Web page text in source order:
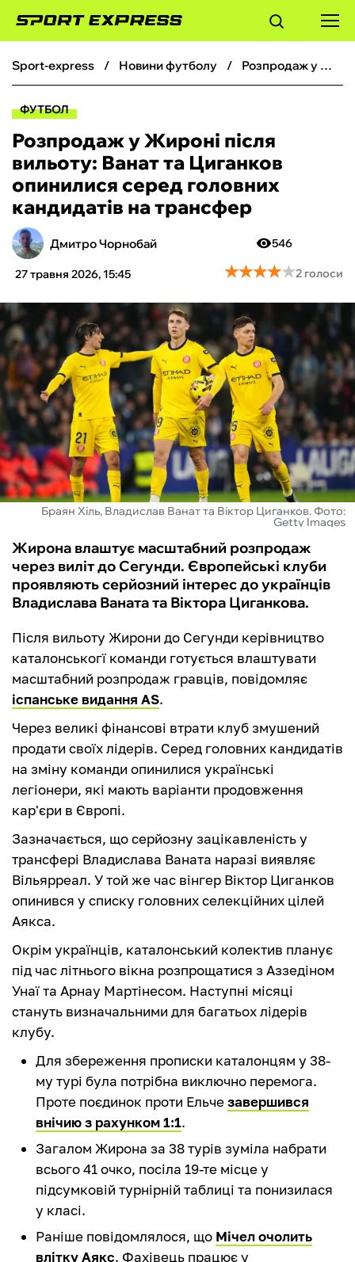
ФУТБОЛ
БОКС
ХОКЕЙ
ТЕНІС
КІБЕРСПОРТ
ЧС-2026
ФУТЗАЛ
ІНШІ
БУКМЕКЕРИ
sport-express новини футболу Розпродаж у Жироні після вильоту: Ванат та Циганков опинилися серед головних кандидатів на трансфер
ФУТБОЛ
Розпродаж у Жироні після
вильоту: Ванат та Циганков
опинилися серед головних
кандидатів на трансфер
Дмитро Чорнобай
27 травня 2026, 15:45
546
★★★★★
★★★★★2 голоси
Браян Хіль, Владислав Ванат та Віктор Циганков. Фото:
Getty Images
Жирона влаштує масштабний розпродаж
через виліт до Сегунди. Європейські клуби
проявляють серйозний інтерес до українців
Владислава Ваната та Віктора Циганкова.
Після вильоту Жирони до Сегунди керівництво
каталонськогї команди готується влаштувати
масштабний розпродаж гравців, повідомляє
іспанське видання AS.
Через великі фінансові втрати клуб змушений
продати своїх лідерів. Серед головних кандидатів
на зміну команди опинилися українські
легіонери, які мають варіанти продовження
кар'єри в Європі.
Зазначається, що серйозну зацікавленість у
трансфері Владислава Ваната наразі виявляє
Вільярреал. У той же час вінгер Віктор Циганков
опинився у списку головних селекційних цілей
Аякса.
Окрім українців, каталонський колектив планує
під час літнього вікна розпрощатися з Аззедіном
Унаї та Арнау Мартінесом. Наступні місяці
стануть визначальними для багатьох лідерів
клубу.
Для збереження прописки каталонцям у 38-
му турі була потрібна виключно перемога.
Проте поєдинок проти Ельче завершився
внічию з рахунком 1:1.
Загалом Жирона за 38 турів зуміла набрати
всього 41 очко, посіла 19-те місце у
підсумковій турнірній таблиці та понизилася
у класі.
Раніше повідомлялося, що Мічел очолить
влітку Аякс. Фахівець працює у